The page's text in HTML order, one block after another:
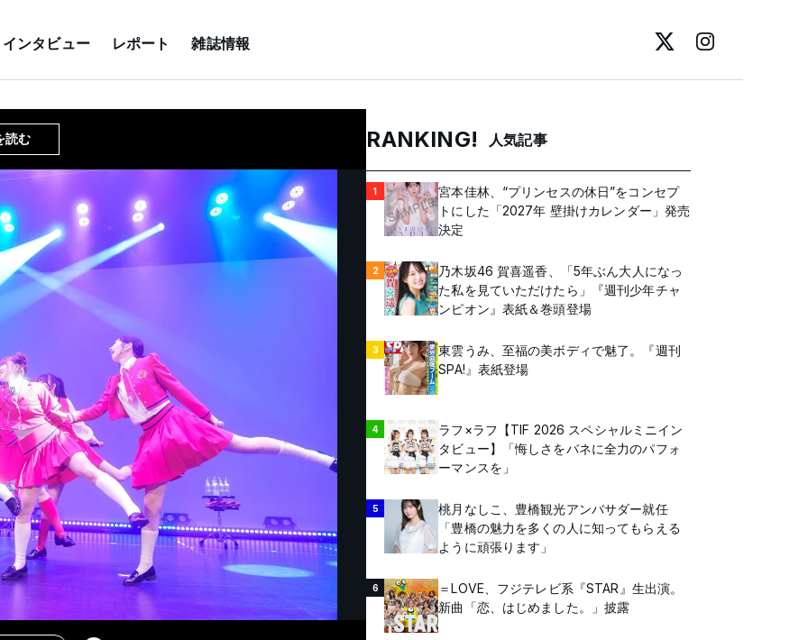
インタビュー レポート 雑誌情報
読む RANKING! 人気記事
1
宮本佳林、“プリンセスの休日”をコンセプ
トにした「2027年 壁掛けカレンダー」発売
決定
2
乃木坂46 賀喜遥香、「5年ぶん大人になっ
た私を見ていただけたら」『週刊少年チャ
ンピオン』表紙＆巻頭登場
3
東雲うみ、至福の美ボディで魅了。『週刊
SPA!』表紙登場
4
ラフ×ラフ【TIF 2026 スペシャルミニイン
タビュー】「悔しさをバネに全力のパフォ
ーマンスを」
5
桃月なしこ、豊橋観光アンバサダー就任
「豊橋の魅力を多くの人に知ってもらえる
ように頑張ります」
6
＝LOVE、フジテレビ系『STAR』生出演。
新曲「恋、はじめました。」披露